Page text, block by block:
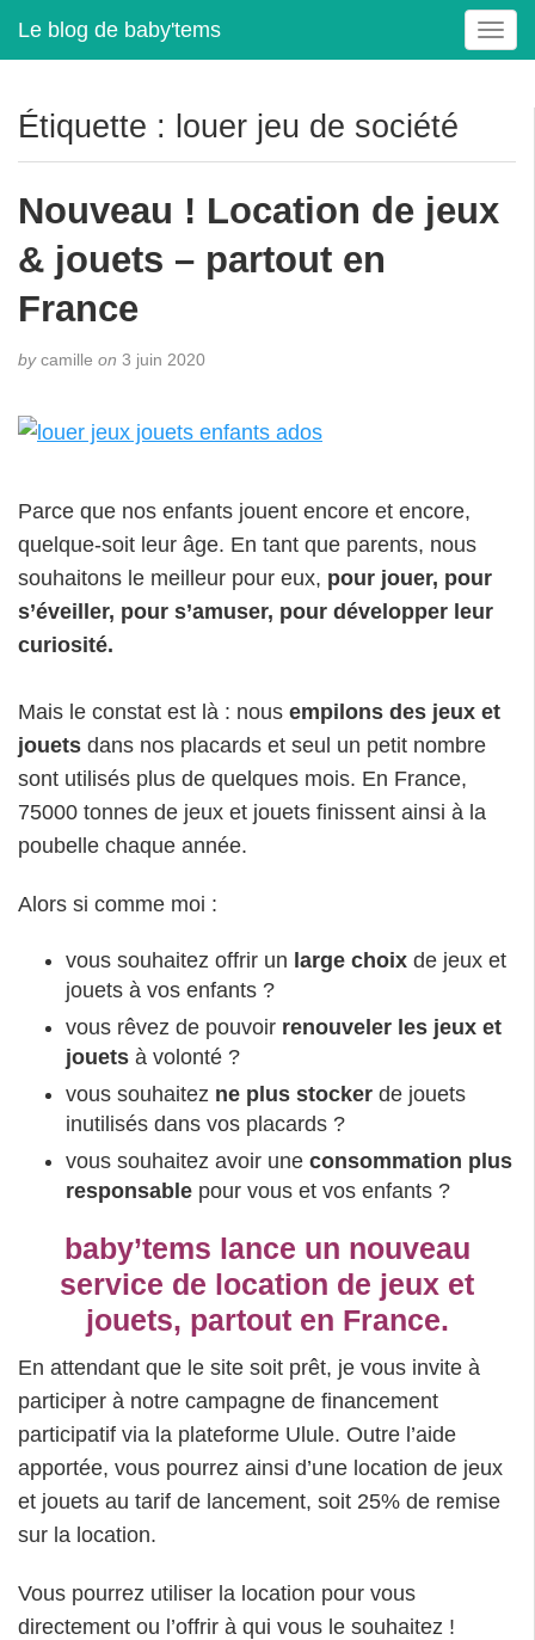
Le blog de baby'tems
T
o
e
a
Étiquette : louer jeu de société
Nouveau ! Location de jeux
& jouets – partout en
France
bycamille on 3 juin 2020
Parce que nos enfants jouent encore et encore,
quelque-soit leur âge. En tant que parents, nous
souhaitons le meilleur pour eux, pour jouer, pour
s’éveiller, pour s’amuser, pour développer leur
curiosité.
Mais le constat est là : nous empilons des jeux et
jouets dans nos placards et seul un petit nombre
sont utilisés plus de quelques mois. En France,
75000 tonnes de jeux et jouets finissent ainsi à la
poubelle chaque année.
Alors si comme moi :
vous souhaitez offrir un large choix de jeux et
jouets à vos enfants ?
vous rêvez de pouvoir renouveler les jeux et
jouets à volonté ?
vous souhaitez ne plus stocker de jouets
inutilisés dans vos placards ?
vous souhaitez avoir une consommation plus
responsable pour vous et vos enfants ?
baby’tems lance un nouveau
service de location de jeux et
jouets, partout en France.
En attendant que le site soit prêt, je vous invite à
participer à notre campagne de financement
participatif via la plateforme Ulule. Outre l’aide
apportée, vous pourrez ainsi d’une location de jeux
et jouets au tarif de lancement, soit 25% de remise
sur la location.
Vous pourrez utiliser la location pour vous
directement ou l’offrir à qui vous le souhaitez !